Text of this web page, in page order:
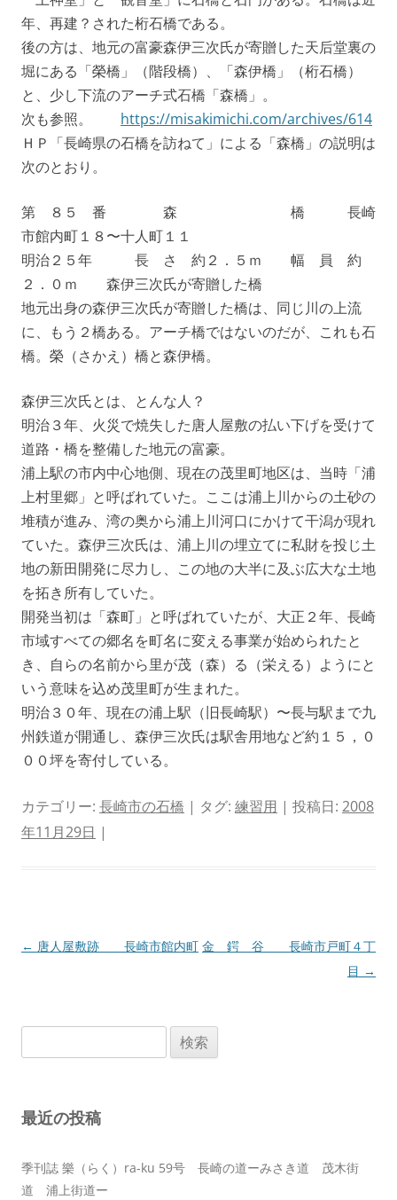
年、再建？された桁石橋である。
後の方は、地元の富豪森伊三次氏が寄贈した天后堂裏の
堀にある「榮橋」（階段橋）、「森伊橋」（桁石橋）
と、少し下流のアーチ式石橋「森橋」。
次も参照。 https://misakimichi.com/archives/614
ＨＰ「長崎県の石橋を訪ねて」による「森橋」の説明は
次のとおり。
第 ８５ 番 森 橋 長崎
市館内町１８〜十人町１１
明治２５年 長 さ 約２．５ｍ 幅 員 約
２．０ｍ 森伊三次氏が寄贈した橋
地元出身の森伊三次氏が寄贈した橋は、同じ川の上流
に、もう２橋ある。アーチ橋ではないのだが、これも石
橋。榮（さかえ）橋と森伊橋。
森伊三次氏とは、とんな人？
明治３年、火災で焼失した唐人屋敷の払い下げを受けて
道路・橋を整備した地元の富豪。
浦上駅の市内中心地側、現在の茂里町地区は、当時「浦
上村里郷」と呼ばれていた。ここは浦上川からの土砂の
堆積が進み、湾の奥から浦上川河口にかけて干潟が現れ
ていた。森伊三次氏は、浦上川の埋立てに私財を投じ土
地の新田開発に尽力し、この地の大半に及ぶ広大な土地
を拓き所有していた。
開発当初は「森町」と呼ばれていたが、大正２年、長崎
市域すべての郷名を町名に変える事業が始められたと
き、自らの名前から里が茂（森）る（栄える）ようにと
いう意味を込め茂里町が生まれた。
明治３０年、現在の浦上駅（旧長崎駅）〜長与駅まで九
州鉄道が開通し、森伊三次氏は駅舎用地など約１５，０
００坪を寄付している。
カテゴリー: 長崎市の石橋 | タグ: 練習用 | 投稿日: 2008
年11月29日 |
投
ョ
← 唐人屋敷跡 長崎市館内町 金 鍔 谷 長崎市戸町４丁
目 →
索:
最近の投稿
季刊誌 樂（らく）ra-ku 59号 長崎の道ーみさき道 茂木街
道 浦上街道ー